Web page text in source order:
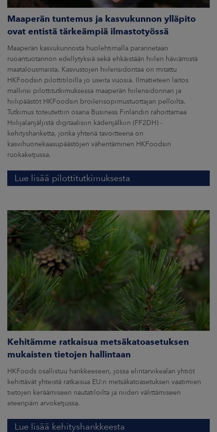
Maaperän tuntemus ja kasvukunnon ylläpito
ovat entistä tärkeämpiä ilmastotyössä
Maaperän kasvukunnosta huolehtimalla parannetaan
ruoantuotannon edellytyksiä sekä ehkäistään hiilen häviämistä
maatalousmaista. Kasvustojen hiilensidontaa on mitattu
HKFoodsin pilottitiloilla jo useita vuosia. Ilmatieteen laitos
mallinsi pilottitutkimuksessa maaperän hiilensidonnan ja
hiilipäästöt HKFoodsin broilerisopimustuottajan pelloilta.
Tutkimus toteutettiin osana Business Finlandin rahoittamaa
Hiilijalanjäljistä digitaalisiin kädenjälkiin (FF2DH) -
kehityshanketta, jonka yhtenä tavoitteena on
kasvihuonekaasupäästöjen vähentäminen HKFoodsin
ruokaketjussa.
Lue lisää pilottitutkimuksesta
Kehitämme ratkaisua metsäkatoasetuksen
mukaisten tietojen hallintaan
HKFoods osallistuu hankkeeseen, jossa elintarvikealan yhtiöt
kehittävät yhteistä ratkaisua EU:n metsäkatoasetuksen vaatimien
tietojen keräämiseen nautatiloilta ja niiden välittämiseen
eteenpäin arvoketjussa.
Lue lisää kehityshankkeesta